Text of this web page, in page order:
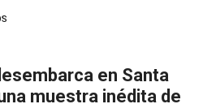
en Santa
muestra inédita de